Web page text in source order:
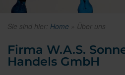
Sie sind hier: Home » Über uns
Firma W.A.S.
Handels GmbH